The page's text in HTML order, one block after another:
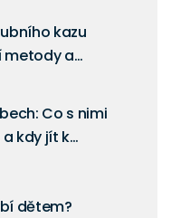
kazu
metody a
Co s nimi
kdy jít k
dětem?